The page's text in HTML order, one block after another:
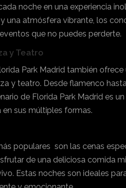
noche en una experiencia
una atmósfera vibrante, los
que no puedes perderte.
y Teatro
Park Madrid también ofrece
y teatro. Desde flamenco
de Florida Park Madrid es
sus múltiples formas.
populares son las cenas
de una deliciosa comida
Estas noches son ideales